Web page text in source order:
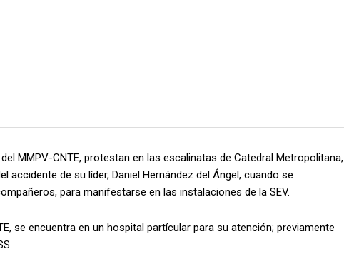
MMPV-CNTE, protestan en las escalinatas de Catedral Metropolitana,
accidente de su líder, Daniel Hernández del Ángel, cuando se
para manifestarse en las instalaciones de la SEV.
se encuentra en un hospital partícular para su atención; previamente